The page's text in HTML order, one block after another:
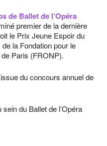
de Ballet de l’Opéra
premier de la dernière
le Prix Jeune Espoir du
la Fondation pour le
de Paris (FRONP).
du concours annuel de
du Ballet de l’Opéra